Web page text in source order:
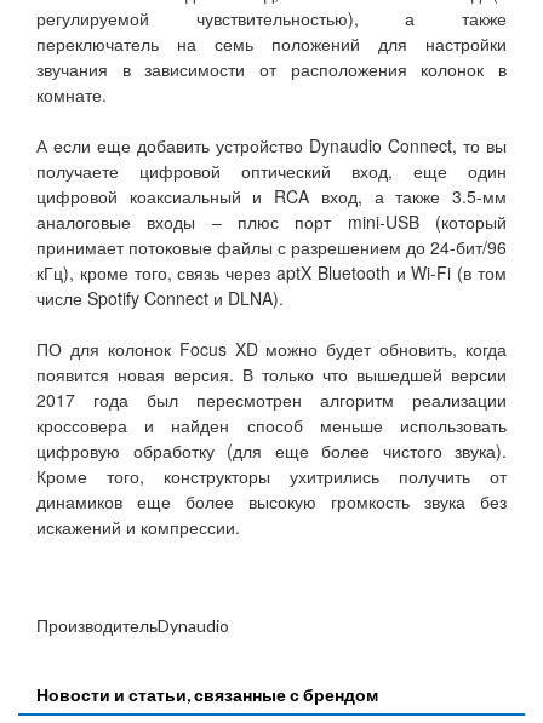
регулируемой чувствительностью), а также
переключатель на семь положений для настройки
звучания в зависимости от расположения колонок в
комнате.
А если еще добавить устройство Dynaudio Connect, то вы
получаете цифровой оптический вход, еще один
цифровой коаксиальный и RCA вход, а также 3.5-мм
аналоговые входы – плюс порт mini-USB (который
принимает потоковые файлы с разрешением до 24-бит/96
кГц), кроме того, связь через aptX Bluetooth и Wi-Fi (в том
числе Spotify Connect и DLNA).
ПО для колонок Focus XD можно будет обновить, когда
появится новая версия. В только что вышедшей версии
2017 года был пересмотрен алгоритм реализации
кроссовера и найден способ меньше использовать
цифровую обработку (для еще более чистого звука).
Кроме того, конструкторы ухитрились получить от
динамиков еще более высокую громкость звука без
искажений и компрессии.
ПроизводительDynaudio
Новости и статьи, связанные с брендом